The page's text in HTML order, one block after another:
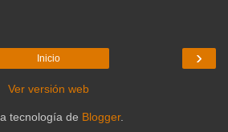
›
Inicio
Ver versión web
tecnología de Blogger.